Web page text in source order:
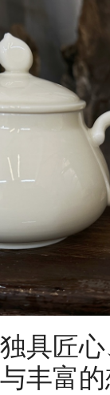
具匠
丰富